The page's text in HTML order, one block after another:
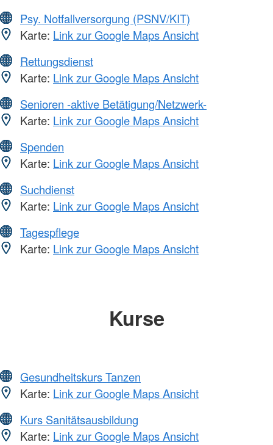
Psy. Notfallversorgung (PSNV/KIT)
Karte: Link zur Google Maps Ansicht
Rettungsdienst
Karte: Link zur Google Maps Ansicht
Senioren -aktive Betätigung/Netzwerk-
Karte: Link zur Google Maps Ansicht
Spenden
Karte: Link zur Google Maps Ansicht
Suchdienst
Karte: Link zur Google Maps Ansicht
Tagespflege
Karte: Link zur Google Maps Ansicht
Kurse
Gesundheitskurs Tanzen
Karte: Link zur Google Maps Ansicht
Kurs Sanitätsausbildung
Karte: Link zur Google Maps Ansicht